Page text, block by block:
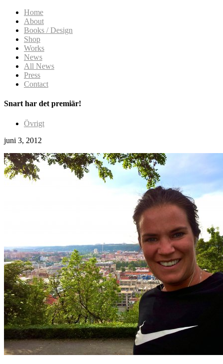
Home
About
Books / Design
Shop
Works
News
All News
Press
Contact
Snart har det premiär!
Övrigt
juni 3, 2012